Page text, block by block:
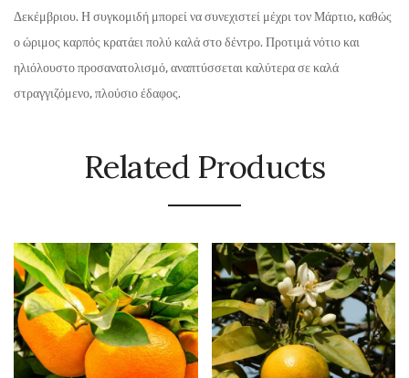
Δεκέμβριου. Η συγκομιδή μπορεί να συνεχιστεί μέχρι τον Μάρτιο, καθώς
ο ώριμος καρπός κρατάει πολύ καλά στο δέντρο. Προτιμά νότιο και
ηλιόλουστο προσανατολισμό, αναπτύσσεται καλύτερα σε καλά
στραγγιζόμενο, πλούσιο έδαφος.
Related Products